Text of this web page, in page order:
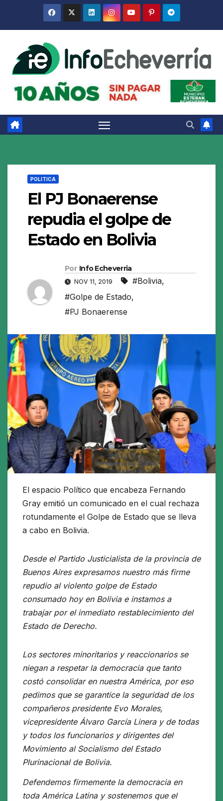
POLITICA
El PJ Bonaerense
repudia el golpe de
Estado en Bolivia
Por Info Echeverria
NOV 11, 2019 #Bolivia,
#Golpe de Estado,
#PJ Bonaerense
El espacio Político que encabeza Fernando
Gray emitió un comunicado en el cual rechaza
rotundamente el Golpe de Estado que se lleva
a cabo en Bolivia.
Desde el Partido Justicialista de la provincia de
Buenos Aires expresamos nuestro más firme
repudio al violento golpe de Estado
consumado hoy en Bolivia e instamos a
trabajar por el inmediato restablecimiento del
Estado de Derecho.
Los sectores minoritarios y reaccionarios se
niegan a respetar la democracia que tanto
costó consolidar en nuestra América, por eso
pedimos que se garantice la seguridad de los
compañeros presidente Evo Morales,
vicepresidente Álvaro García Linera y de todas
y todos los funcionarios y dirigentes del
Movimiento al Socialismo del Estado
Plurinacional de Bolivia.
Defendemos firmemente la democracia en
toda América Latina y sostenemos que el